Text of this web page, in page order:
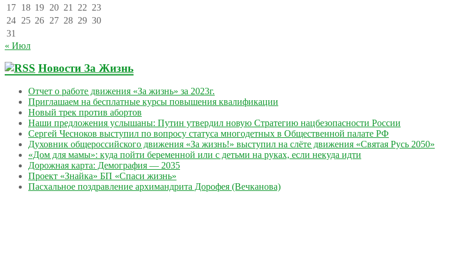
17 18 19 20 21 22 23
24 25 26 27 28 29 30
31
« Июл
Новости За Жизнь
Отчет о работе движения «За жизнь» за 2023г.
Приглашаем на бесплатные курсы повышения квалификации
Новый трек против абортов
Наши предложения услышаны: Путин утвердил новую Стратегию нацбезопасности России
Сергей Чесноков выступил по вопросу статуса многодетных в Общественной палате РФ
Духовник общероссийского движения «За жизнь!» выступил на слёте движения «Святая Русь 2050»
«Дом для мамы»: куда пойти беременной или с детьми на руках, если некуда идти
Дорожная карта: Демография — 2035
Проект «Знайка» БП «Спаси жизнь»
Пасхальное поздравление архимандрита Дорофея (Вечканова)